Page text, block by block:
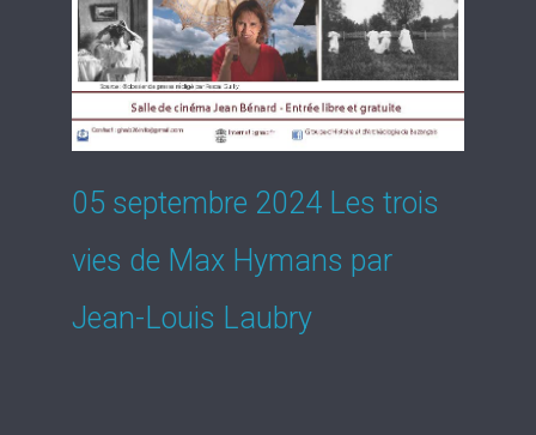
05 septembre 2024 Les trois
vies de Max Hymans par
Jean-Louis Laubry